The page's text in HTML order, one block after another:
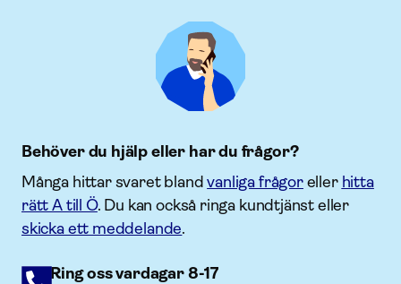
Behöver du hjälp eller har du frågor?
Många hittar svaret blandvanliga frågoreller hitta
rätt A till Ö. Du kan också ringa kundtjänst eller
skicka ett meddelande.
Ring oss vardagar 8-17